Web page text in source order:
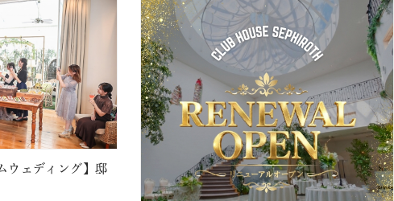
ウェディング】邸